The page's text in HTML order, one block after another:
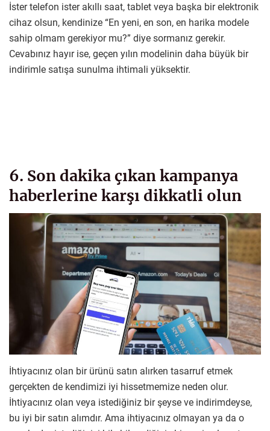
İster telefon ister akıllı saat, tablet veya başka bir elektronik
cihaz olsun, kendinize “En yeni, en son, en harika modele
sahip olmam gerekiyor mu?” diye sormanız gerekir.
Cevabınız hayır ise, geçen yılın modelinin daha büyük bir
indirimle satışa sunulma ihtimali yüksektir.
6. Son dakika çıkan kampanya
haberlerine karşı dikkatli olun
İhtiyacınız olan bir ürünü satın alırken tasarruf etmek
gerçekten de kendimizi iyi hissetmemize neden olur.
İhtiyacınız olan veya istediğiniz bir şeyse ve indirimdeyse,
bu iyi bir satın alımdır. Ama ihtiyacınız olmayan ya da o